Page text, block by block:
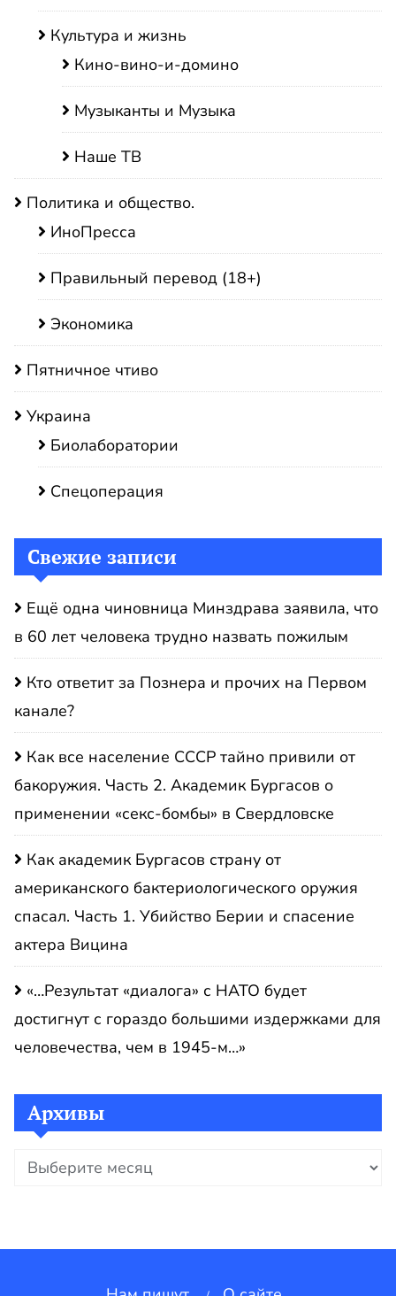
Культура и жизнь
Кино-вино-и-домино
Музыканты и Музыка
Наше ТВ
Политика и общество.
ИноПресса
Правильный перевод (18+)
Экономика
Пятничное чтиво
Украина
Биолаборатории
Спецоперация
Свежие записи
Ещё одна чиновница Минздрава заявила, что
в 60 лет человека трудно назвать пожилым
Кто ответит за Познера и прочих на Первом
канале?
Как все население СССР тайно привили от
бакоружия. Часть 2. Академик Бургасов о
применении «секс-бомбы» в Свердловске
Как академик Бургасов страну от
американского бактериологического оружия
спасал. Часть 1. Убийство Берии и спасение
актера Вицина
«…Результат «диалога» с НАТО будет
достигнут с гораздо большими издержками для
человечества, чем в 1945-м…»
Архивы
Архивы